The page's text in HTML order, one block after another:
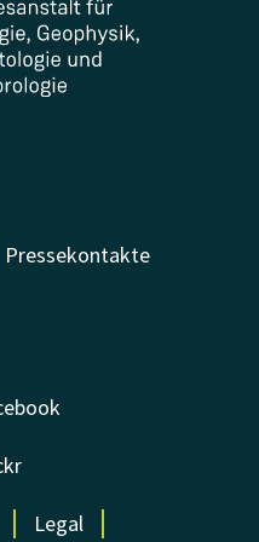
Pressekontakte
Legal